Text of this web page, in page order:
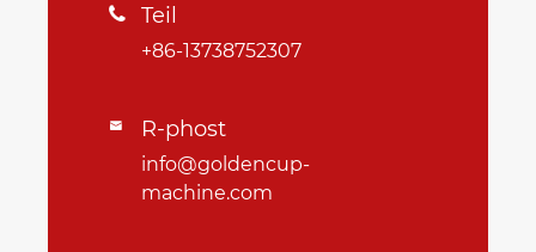
 Teil
+86-13738752307
 R-phost
info@goldencup-
machine.com